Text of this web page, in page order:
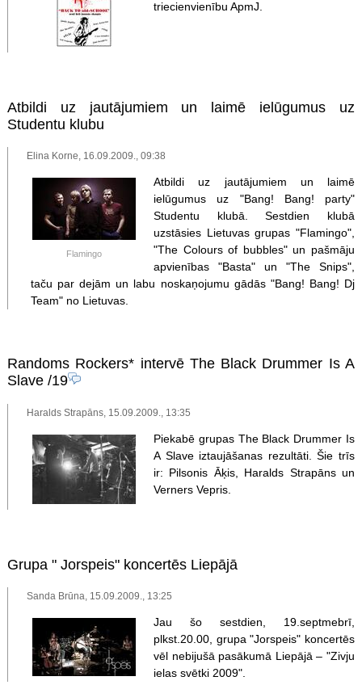
triecienvienību ApmJ.
Atbildi uz jautājumiem un laimē ielūgumus uz
Studentu klubu
Elina Korne, 16.09.2009., 09:38
Flamingo
Atbildi uz jautājumiem un laimē
ielūgumus uz "Bang! Bang! party"
Studentu klubā. Sestdien klubā
uzstāsies Lietuvas grupas "Flamingo",
"The Colours of bubbles" un pašmāju
apvienības "Basta" un "The Snips",
taču par dejām un labu noskaņojumu gādās "Bang! Bang! Dj
Team" no Lietuvas.
Randoms Rockers* intervē The Black Drummer Is A
Slave/19
Haralds Strapāns, 15.09.2009., 13:35
Piekabē grupas The Black Drummer Is
A Slave iztaujāšanas rezultāti. Šie trīs
ir: Pilsonis Āķis, Haralds Strapāns un
Verners Vepris.
Grupa " Jorspeis" koncertēs Liepājā
Sanda Brūna, 15.09.2009., 13:25
Jau šo sestdien, 19.septmebrī,
plkst.20.00, grupa "Jorspeis" koncertēs
vēl nebijušā pasākumā Liepājā – "Zivju
ielas svētki 2009".